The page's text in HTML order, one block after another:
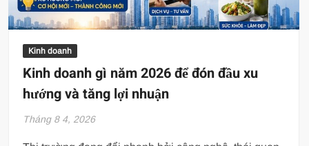
Kinh doanh
Kinh doanh gì năm 2026 để đón đầu xu
hướng và tăng lợi nhuận
Tháng 8 4, 2026